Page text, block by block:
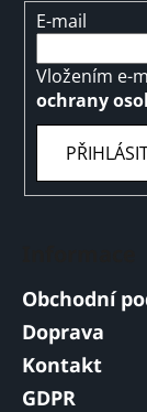
E-mail
Vložením e-
ochrany
Obchodní
Doprava
Kontakt
GDPR